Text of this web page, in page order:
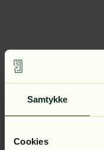
Samtykke
Cookies